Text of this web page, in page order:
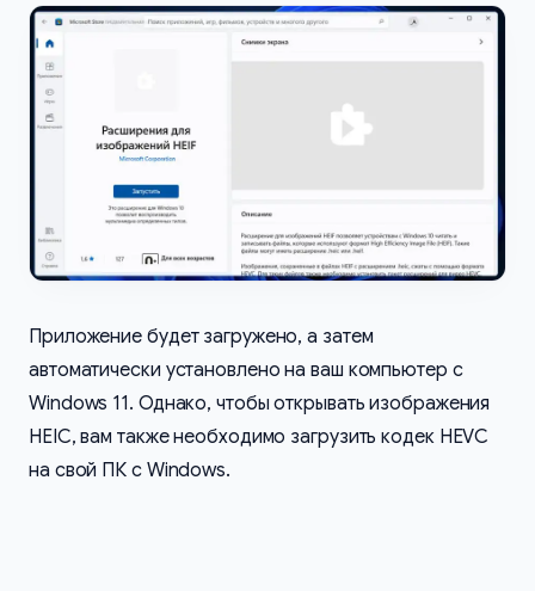
Приложение будет загружено, а затем
автоматически установлено на ваш компьютер с
Windows 11. Однако, чтобы открывать изображения
HEIC, вам также необходимо загрузить кодек HEVC
на свой ПК с Windows.